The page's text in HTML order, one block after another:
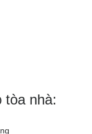
tòa nhà: